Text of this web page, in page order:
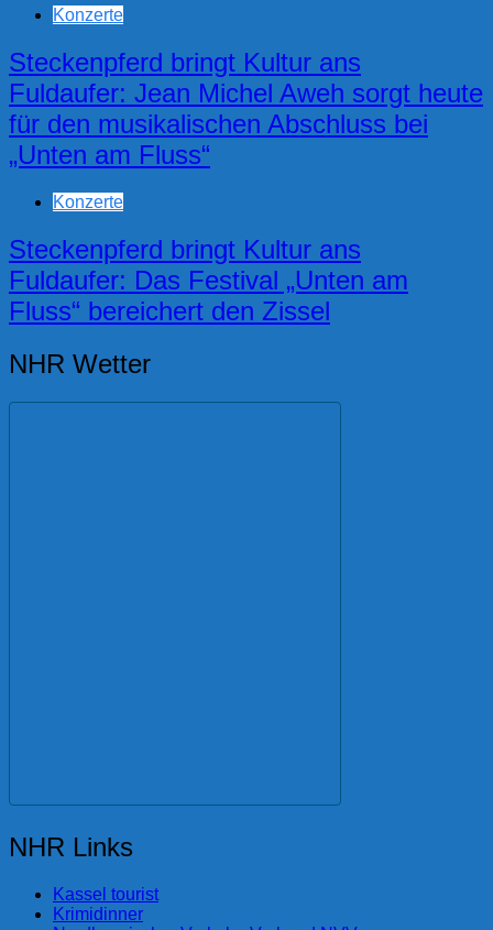
Konzerte
Steckenpferd bringt Kultur ans
Fuldaufer: Jean Michel Aweh sorgt heute
für den musikalischen Abschluss bei
„Unten am Fluss“
Konzerte
Steckenpferd bringt Kultur ans
Fuldaufer: Das Festival „Unten am
Fluss“ bereichert den Zissel
NHR Wetter
NHR Links
Kassel tourist
Krimidinner